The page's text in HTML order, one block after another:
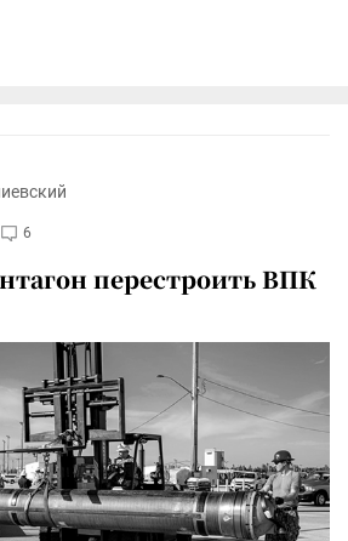
6
перестроить ВПК